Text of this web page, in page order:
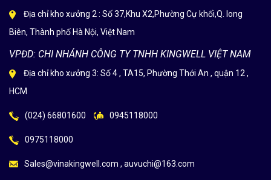
Địa chỉ kho xưởng 2 : Số 37,Khu X2,Phường Cự khối,Q. long
Biên, Thành phố Hà Nội, Việt Nam
VPĐD: CHI NHÁNH CÔNG TY TNHH KINGWELL VIỆT NAM
Địa chỉ kho xưởng 3: Số 4 , TA15, Phường Thới An , quận 12 ,
HCM
(024) 66801600 0945118000
0975118000
Sales@vinakingwell.com , auvuchi@163.com